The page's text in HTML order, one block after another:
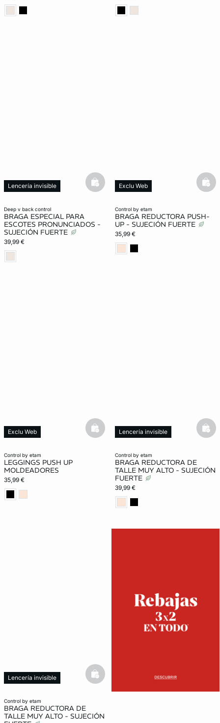
deep v back control
BRAGA ESPECIAL PARA
ESCOTES PRONUNCIADOS -
SUJECIÓN FUERTE
39,99 €
Lencería invisible
basketfull
control by etam
BRAGA REDUCTORA PUSH-
UP - SUJECIÓN FUERTE
35,99 €
Exclu Web
Moldeador
control by etam
LEGGINGS PUSH UP
MOLDEADORES
35,99 €
Exclu Web
basketfull
control by etam
BRAGA REDUCTORA DE
TALLE MUY ALTO - SUJECIÓN
FUERTE
39,99 €
Lencería invisible
control by etam
BRAGA REDUCTORA DE
TALLE MUY ALTO - SUJECIÓN
Lencería invisible
basketfull